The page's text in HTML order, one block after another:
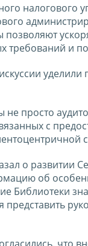
налогового
требований и
просто
с
о развитии
об
Библиотеки
что